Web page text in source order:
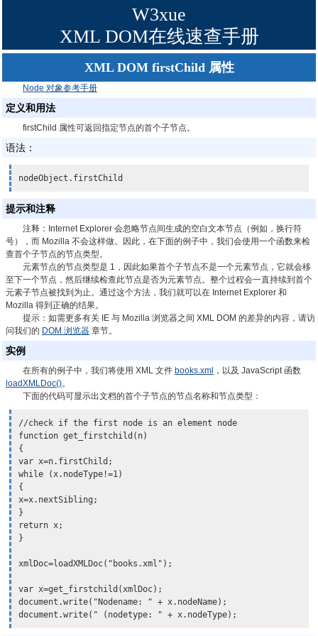
W3xue
XML DOM在线速查手册
XML DOM firstChild 属性
Node 对象参考手册
定义和用法
firstChild 属性可返回指定节点的首个子节点。
语法：
nodeObject.firstChild
提示和注释
注释： Internet Explorer 会忽略节点间生成的空白文本节点（例如，换行符
号），而 Mozilla 不会这样做。因此，在下面的例子中，我们会使用一个函数来检
查首个子节点的节点类型。
元素节点的节点类型是 1，因此如果首个子节点不是一个元素节点，它就会移
至下一个节点，然后继续检查此节点是否为元素节点。整个过程会一直持续到首个
元素子节点被找到为止。通过这个方法，我们就可以在 Internet Explorer 和
Mozilla 得到正确的结果。
提示： 如需更多有关 IE 与 Mozilla 浏览器之间 XML DOM 的差异的内容，请访
问我们的 DOM 浏览器 章节。
实例
在所有的例子中，我们将使用 XML 文件 books.xml ，以及 JavaScript 函数
loadXMLDoc()。
下面的代码可显示出文档的首个子节点的节点名称和节点类型：
//check if the first node is an element node
function get_firstchild(n)
{
var x=n.firstChild ;
while (x.nodeType!=1)
{
x=x.nextSibling;
}
return x;
}
xmlDoc=loadXMLDoc("books.xml");
var x=get_firstchild(xmlDoc);
document.write("Nodename: " + x.nodeName);